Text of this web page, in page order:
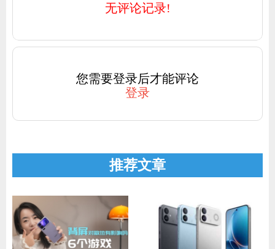
无评论记录!
您需要登录后才能评论
登录
推荐文章